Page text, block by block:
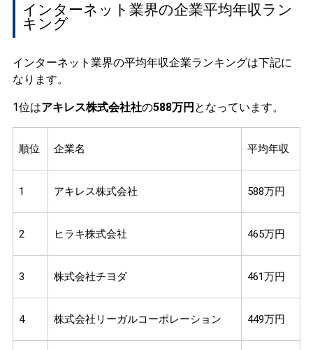
インターネット業界の企業平均年収ラン
キング
インターネット業界の平均年収企業ランキングは下記に
なります。
1位はアキレス株式会社社の588万円 となっています。
順位 企業名 平均年収
1 アキレス株式会社 588万円
2 ヒラキ株式会社 465万円
3 株式会社チヨダ 461万円
4 株式会社リーガルコーポレーション 449万円